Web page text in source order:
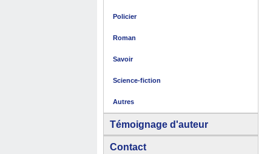
Policier
Roman
Savoir
Science-fiction
Autres
Témoignage d'auteur
Contact